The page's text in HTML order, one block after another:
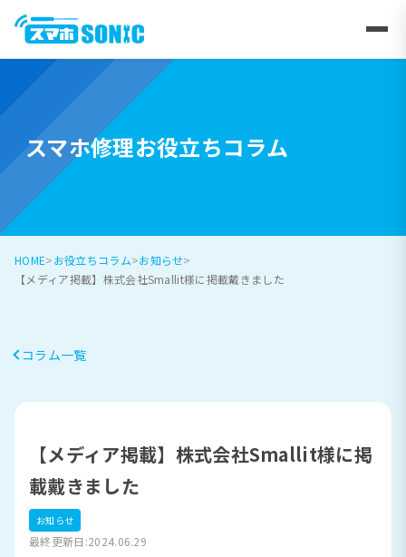
スマホ修理お役立ちコラム
HOME お役立ちコラム お知らせ
【メディア掲載】株式会社Smallit様に掲載戴きました
コラム一覧
【メディア掲載】株式会社Smallit様に掲
載戴きました
お知らせ
最終更新日:2024.06.29